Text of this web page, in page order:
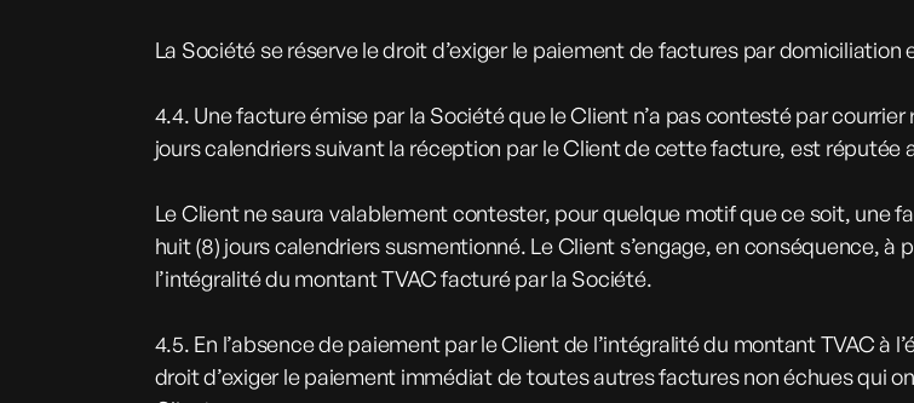
La Société se réserve le droit d’exiger le paiement de factures par
4.4. Une facture émise par la Société que le Client n’a pas contesté par
jours calendriers suivant la réception par le Client de cette facture, est réputée
Le Client ne saura valablement contester, pour quelque motif que ce soit, une
huit (8) jours calendriers susmentionné. Le Client s’engage, en conséquence,
l’intégralité du montant TVAC facturé par la Société.
4.5. En l’absence de paiement par le Client de l’intégralité du montant TVAC à
droit d’exiger le paiement immédiat de toutes autres factures non échues qui